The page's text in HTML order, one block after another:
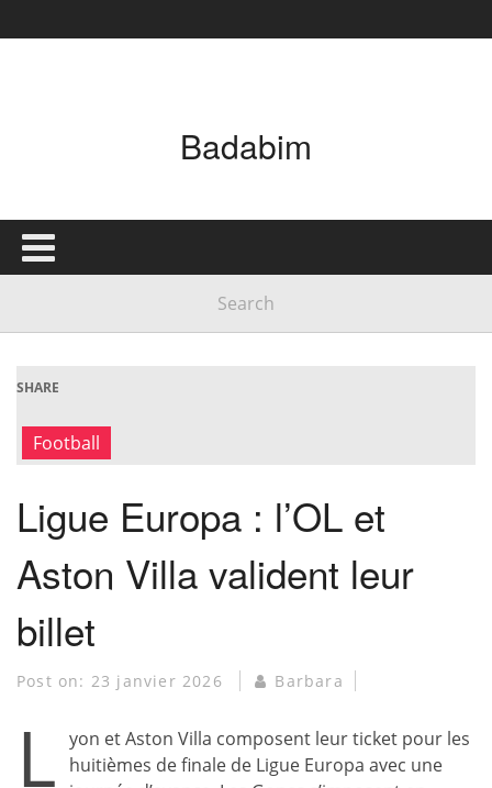
Badabim
SHARE
Football
Ligue Europa : l’OL et
Aston Villa valident leur
billet
Post on: 23 janvier 2026 Barbara
L yon et Aston Villa composent leur ticket pour les
huitièmes de finale de Ligue Europa avec une